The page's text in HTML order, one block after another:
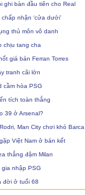
ghi bàn đầu tiên cho Real
nhận ‘cửa dưới’
thủ môn vô danh
chịu tang cha
giá bán Ferran Torres
tranh cãi lớn
cầm hòa PSG
tích toàn thắng
39 ở Arsenal?
Man City chơi khó Barca
Việt Nam ở bán kết
thắng đậm Milan
gia nhập PSG
đời ở tuổi 68